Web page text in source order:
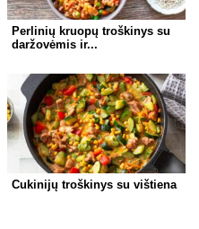
Perlinių kruopų troškinys su
daržovėmis ir...
Cukinijų troškinys su vištiena